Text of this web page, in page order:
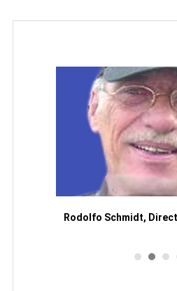
Rodolfo Schmidt,